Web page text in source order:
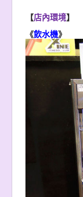
【店內環境】
《飲水機》